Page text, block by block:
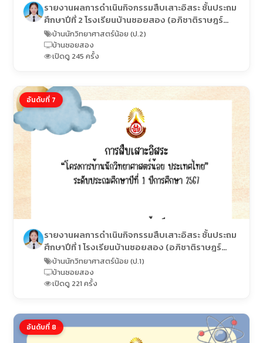
รายงานผลการดำเนินกิจกรรมสืบเสาะอิสระ ชั้นประถม
ศึกษาปีที่ 2 โรงเรียนบ้านซอยสอง (อภิชาติราษฎร์
อุปถัมภ์)
บ้านนักวิทยาศาสตร์น้อย (ป.2)
บ้านซอยสอง
เปิดดู 245 ครั้ง
อันดับที่ 7
รายงานผลการดำเนินกิจกรรมสืบเสาะอิสระ ชั้นประถม
ศึกษาปีที่ 1 โรงเรียนบ้านซอยสอง (อภิชาติราษฎร์
อุปถัมภ์)
บ้านนักวิทยาศาสตร์น้อย (ป.1)
บ้านซอยสอง
เปิดดู 221 ครั้ง
อันดับที่ 8